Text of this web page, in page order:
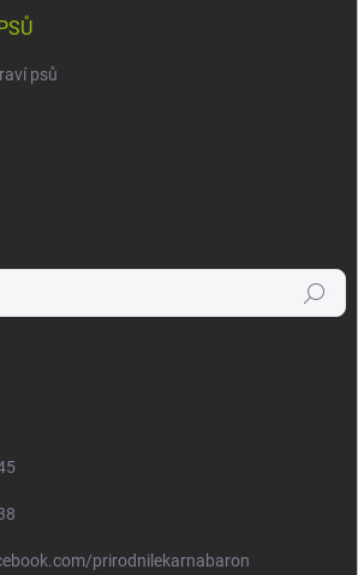
psů
Hledat
prirodnilekarnabaron